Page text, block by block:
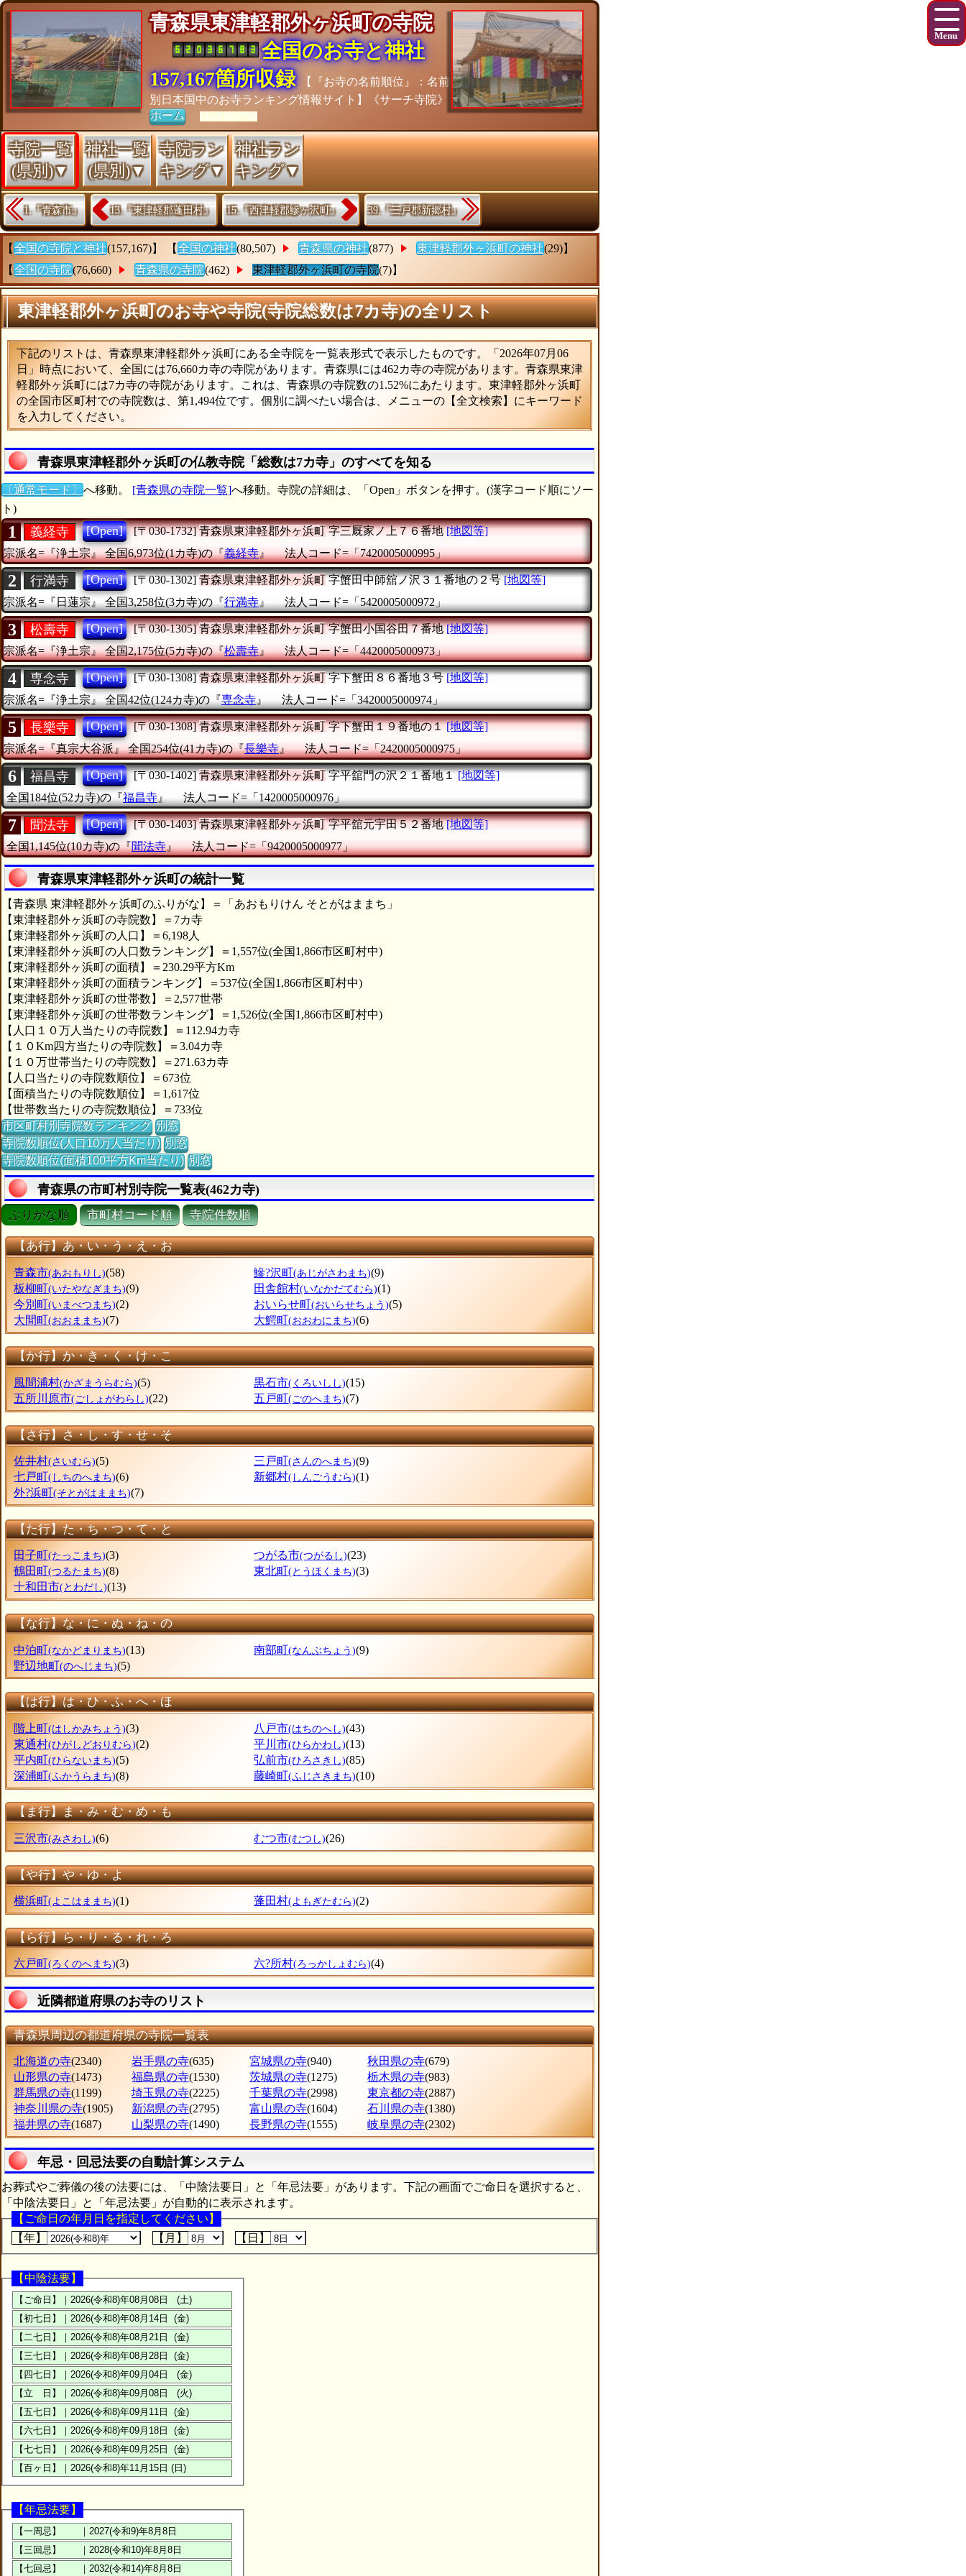
青森県東津軽郡外ヶ浜町の寺院
全国のお寺と神社
157,167箇所収録
【『お寺の名前順位』：名前
別日本国中のお寺ランキング情報サイト】《サーチ寺院》
ホーム
[As of 26/07/28]
寺院一覧
(県別)▼
神社一覧
(県別)▼
寺院ラン
キング▼
神社ラン
キング▼
1.『青森市』 13.『東津軽郡蓬田村』 15.『西津軽郡鰺ヶ沢町』 39.『三戸郡新郷村』
【 全国の寺院と神社(157,167)】 【 全国の神社(80,507) 青森県の神社(877) 東津軽郡外ヶ浜町の神社(29)】
【 全国の寺院(76,660) 青森県の寺院(462) 東津軽郡外ヶ浜町の寺院(7)】
東津軽郡外ヶ浜町のお寺や寺院(寺院総数は7カ寺)の全リスト
下記のリストは、青森県東津軽郡外ヶ浜町にある全寺院を一覧表形式で表示したものです。「2026年07月06
日」時点において、全国には76,660カ寺の寺院があります。青森県には462カ寺の寺院があります。青森県東津
軽郡外ヶ浜町には7カ寺の寺院があります。これは、青森県の寺院数の1.52%にあたります。東津軽郡外ヶ浜町
の全国市区町村での寺院数は、第1,494位です。個別に調べたい場合は、メニューの【全文検索】にキーワード
を入力してください。
青森県東津軽郡外ヶ浜町の仏教寺院「総数は7カ寺」のすべてを知る
〔通常モード〕 へ移動。 [青森県の寺院一覧]へ移動。寺院の詳細は、「Open」ボタンを押す。(漢字コード順にソー
ト)
1 義経寺 [Open] [〒030-1732] 青森県東津軽郡外ヶ浜町字三厩家ノ上７６番地 [地図等]
宗派名=『浄土宗』 全国6,973位(1カ寺)の『義経寺』 法人コード=「7420005000995」
2 行満寺 [Open] [〒030-1302] 青森県東津軽郡外ヶ浜町字蟹田中師舘ノ沢３１番地の２号 [地図等]
宗派名=『日蓮宗』
全国3,258位(3カ寺)の『行満寺 』 法人コード=「5420005000972」
3 松壽寺 [Open] [〒030-1305] 青森県東津軽郡外ヶ浜町字蟹田小国谷田７番地 [地図等]
宗派名=『浄土宗』 全国2,175位(5カ寺)の『松壽寺』 法人コード=「4420005000973」
4 専念寺 [Open] [〒030-1308] 青森県東津軽郡外ヶ浜町字下蟹田８６番地３号 [地図等]
宗派名=『浄土宗』
全国42位(124カ寺)の『専念寺 』 法人コード=「3420005000974」
5 長樂寺 [Open] [〒030-1308] 青森県東津軽郡外ヶ浜町字下蟹田１９番地の１ [地図等]
宗派名=『真宗大谷派』 全国254位(41カ寺)の『長樂寺』 法人コード=「2420005000975」
6 福昌寺 [Open] [〒030-1402] 青森県東津軽郡外ヶ浜町字平舘門の沢２１番地１ [地図等]
全国184位(52カ寺)の『福昌寺 』 法人コード=「1420005000976」
7 聞法寺 [Open] [〒030-1403] 青森県東津軽郡外ヶ浜町字平舘元宇田５２番地 [地図等]
全国1,145位(10カ寺)の『聞法寺』 法人コード=「9420005000977」
青森県東津軽郡外ヶ浜町の統計一覧
【青森県 東津軽郡外ヶ浜町のふりがな】＝「あおもりけん そとがはままち」
【東津軽郡外ヶ浜町の寺院数】＝7カ寺
【東津軽郡外ヶ浜町の人口】＝6,198人
【東津軽郡外ヶ浜町の人口数ランキング】＝1,557位(全国1,866市区町村中)
【東津軽郡外ヶ浜町の面積】＝230.29平方Km
【東津軽郡外ヶ浜町の面積ランキング】＝537位(全国1,866市区町村中)
【東津軽郡外ヶ浜町の世帯数】＝2,577世帯
【東津軽郡外ヶ浜町の世帯数ランキング】＝1,526位(全国1,866市区町村中)
【人口１０万人当たりの寺院数】＝112.94カ寺
【１０Km四方当たりの寺院数】＝3.04カ寺
【１０万世帯当たりの寺院数】＝271.63カ寺
【人口当たりの寺院数順位】＝673位
【面積当たりの寺院数順位】＝1,617位
【世帯数当たりの寺院数順位】＝733位
市区町村別寺院数ランキング 別窓
寺院数順位(人口10万人当たり) 別窓
寺院数順位(面積100平方Km当たり) 別窓
青森県の市町村別寺院一覧表(462カ寺)
ぶりがな順 市町村コード順 寺院件数順
【あ行】あ・い・う・え・お
青森市(あおもりし)(58) 鰺?沢町(あじがさわまち)(9)
板柳町(いたやなぎまち)(9) 田舎館村(いなかだてむら)(1)
今別町(いまべつまち)(2) おいらせ町(おいらせちょう)(5)
大間町(おおままち)(7) 大鰐町(おおわにまち)(6)
【か行】か・き・く・け・こ
風間浦村(かざまうらむら)(5) 黒石市(くろいしし)(15)
五所川原市(ごしょがわらし)(22) 五戸町(ごのへまち)(7)
【さ行】さ・し・す・せ・そ
佐井村(さいむら)(5) 三戸町(さんのへまち)(9)
七戸町(しちのへまち)(6) 新郷村(しんごうむら)(1)
外?浜町(そとがはままち)(7)
【た行】た・ち・つ・て・と
田子町(たっこまち)(3) つがる市(つがるし)(23)
鶴田町(つるたまち)(8) 東北町(とうほくまち)(3)
十和田市(とわだし)(13)
【な行】な・に・ぬ・ね・の
中泊町(なかどまりまち)(13) 南部町(なんぶちょう)(9)
野辺地町(のへじまち)(5)
【は行】は・ひ・ふ・へ・ほ
階上町(はしかみちょう)(3) 八戸市(はちのへし)(43)
東通村(ひがしどおりむら)(2) 平川市(ひらかわし)(13)
平内町(ひらないまち)(5) 弘前市(ひろさきし)(85)
深浦町(ふかうらまち)(8) 藤崎町(ふじさきまち)(10)
【ま行】ま・み・む・め・も
三沢市(みさわし)(6) むつ市(むつし)(26)
【や行】や・ゆ・よ
横浜町(よこはままち)(1) 蓬田村(よもぎたむら)(2)
【ら行】ら・り・る・れ・ろ
六戸町(ろくのへまち)(3) 六?所村(ろっかしょむら)(4)
近隣都道府県のお寺のリスト
青森県周辺の都道府県の寺院一覧表
北海道の寺(2340) 岩手県の寺(635) 宮城県の寺(940) 秋田県の寺(679)
山形県の寺(1473) 福島県の寺(1530) 茨城県の寺(1275) 栃木県の寺(983)
群馬県の寺(1199) 埼玉県の寺(2225) 千葉県の寺(2998) 東京都の寺(2887)
神奈川県の寺(1905) 新潟県の寺(2795) 富山県の寺(1604) 石川県の寺(1380)
福井県の寺(1687) 山梨県の寺(1490) 長野県の寺(1555) 岐阜県の寺(2302)
年忌・回忌法要の自動計算システム
お葬式やご葬儀の後の法要には、「中陰法要日」と「年忌法要」があります。下記の画面でご命日を選択すると、
「中陰法要日」と「年忌法要」が自動的に表示されます。
【ご命日の年月日を指定してください】
【年】
【月】 【日】
【中陰法要】
【年忌法要】